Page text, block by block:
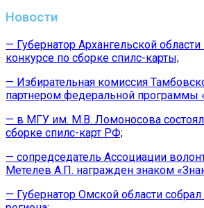
Новости
— Губернатор Архангельской области
конкурсе по сборке спилс-карты;
— Избирательная комиссия
партнером федеральной программы
— в МГУ им. М.В. Ломоносова
сборке спилс-карт РФ;
— сопредседатель Ассоциации
Метелев А.П. награжден знаком
— Губернатор Омской области собрал